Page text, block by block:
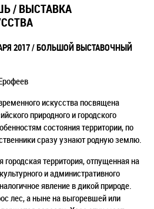
/ ВЫСТАВКА
2017 / БОЛЬШОЙ ВЫСТАВОЧНЫЙ
искусства посвящена
природного и городского
состояния территории, по
сразу узнают родную землю.
территория, отпущенная на
и административного
явление в дикой природе.
лес, а ныне на выгоревшей или